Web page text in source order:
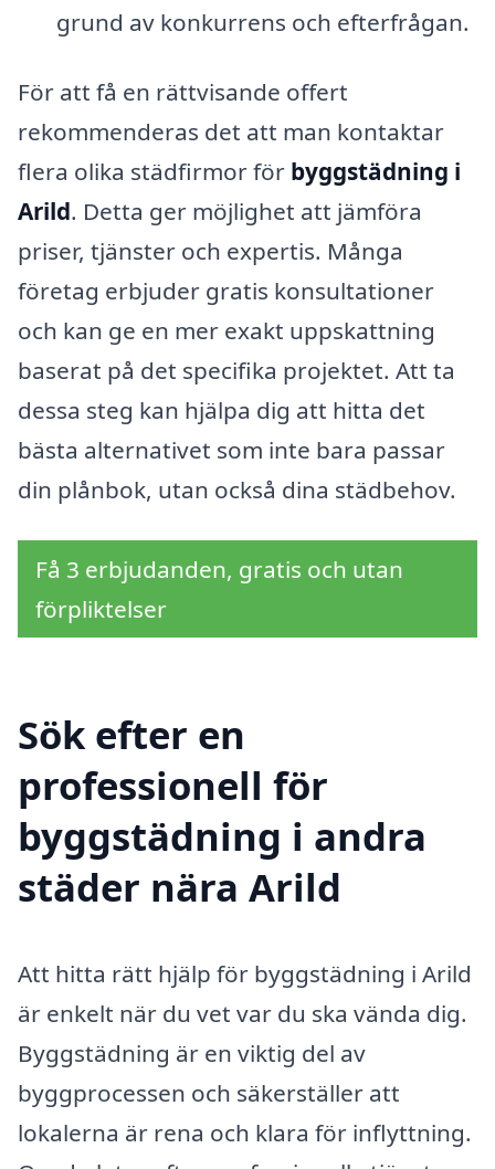
grund av konkurrens och efterfrågan.
För att få en rättvisande offert
rekommenderas det att man kontaktar
flera olika städfirmor för byggstädning i
Arild. Detta ger möjlighet att jämföra
priser, tjänster och expertis. Många
företag erbjuder gratis konsultationer
och kan ge en mer exakt uppskattning
baserat på det specifika projektet. Att ta
dessa steg kan hjälpa dig att hitta det
bästa alternativet som inte bara passar
din plånbok, utan också dina städbehov.
Få 3 erbjudanden, gratis och utan
förpliktelser
Sök efter en
professionell för
byggstädning i andra
städer nära Arild
Att hitta rätt hjälp för byggstädning i Arild
är enkelt när du vet var du ska vända dig.
Byggstädning är en viktig del av
byggprocessen och säkerställer att
lokalerna är rena och klara för inflyttning.